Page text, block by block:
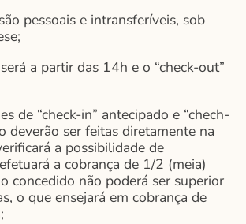
pessoais e intransferíveis, sob
a partir das 14h e o “check-out”
de “check-in” antecipado e “chech-
deverão ser feitas diretamente na
a possibilidade de
a cobrança de 1/2 (meia)
concedido não poderá ser superior
o que ensejará em cobrança de